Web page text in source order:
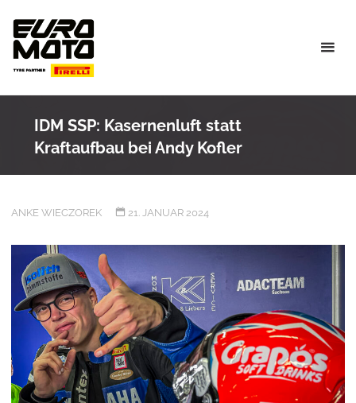
content
IDM SSP: Kasernenluft statt
Kraftaufbau bei Andy Kofler
ANKE WIECZOREK 21. JANUAR 2024